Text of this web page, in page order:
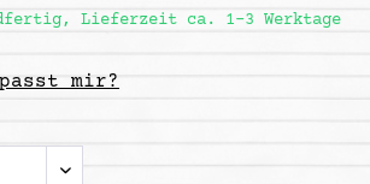
Lieferzeit ca. 1-3 Werktage
mir?